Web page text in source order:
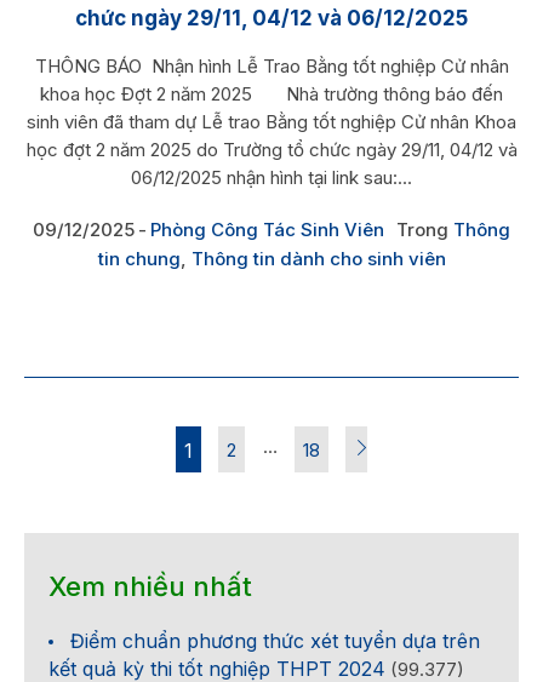
chức ngày 29/11, 04/12 và 06/12/2025
THÔNG BÁO Nhận hình Lễ Trao Bằng tốt nghiệp Cử nhân
khoa học Đợt 2 năm 2025 Nhà trường thông báo đến
sinh viên đã tham dự Lễ trao Bằng tốt nghiệp Cử nhân Khoa
học đợt 2 năm 2025 do Trường tổ chức ngày 29/11, 04/12 và
06/12/2025 nhận hình tại link sau:...
09/12/2025 Phòng Công Tác Sinh Viên Trong Thông
tin chung Thông tin dành cho sinh viên
1 2 … 18
Xem nhiều nhất
Điểm chuẩn phương thức xét tuyển dựa trên
kết quả kỳ thi tốt nghiệp THPT 2024 (99.377)